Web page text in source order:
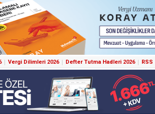
Vergi Dilimleri 2026 Defter Tutma Hadleri 2026 RSS